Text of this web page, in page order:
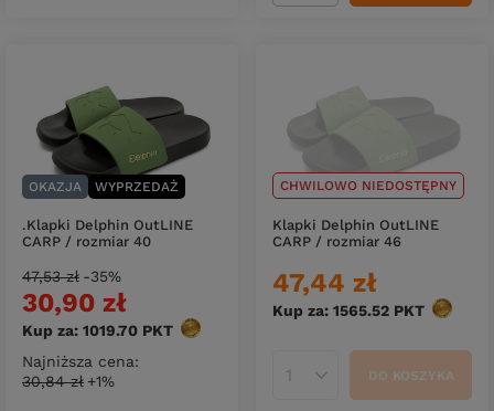
OKAZJA WYPRZEDAŻ
.Klapki Delphin OutLINE
CARP / rozmiar 40
30,90 zł
Kup za: 1019.70 PKT punktów
Najniższa cena:
30,84 zł +1%
47,53 zł -35%
CHWILOWO NIEDOSTĘPNY
Klapki Delphin OutLINE
CARP / rozmiar 46
47,44 zł
Kup za: 1565.52 PKT punktów
Ilość produktówDO KOSZYKA